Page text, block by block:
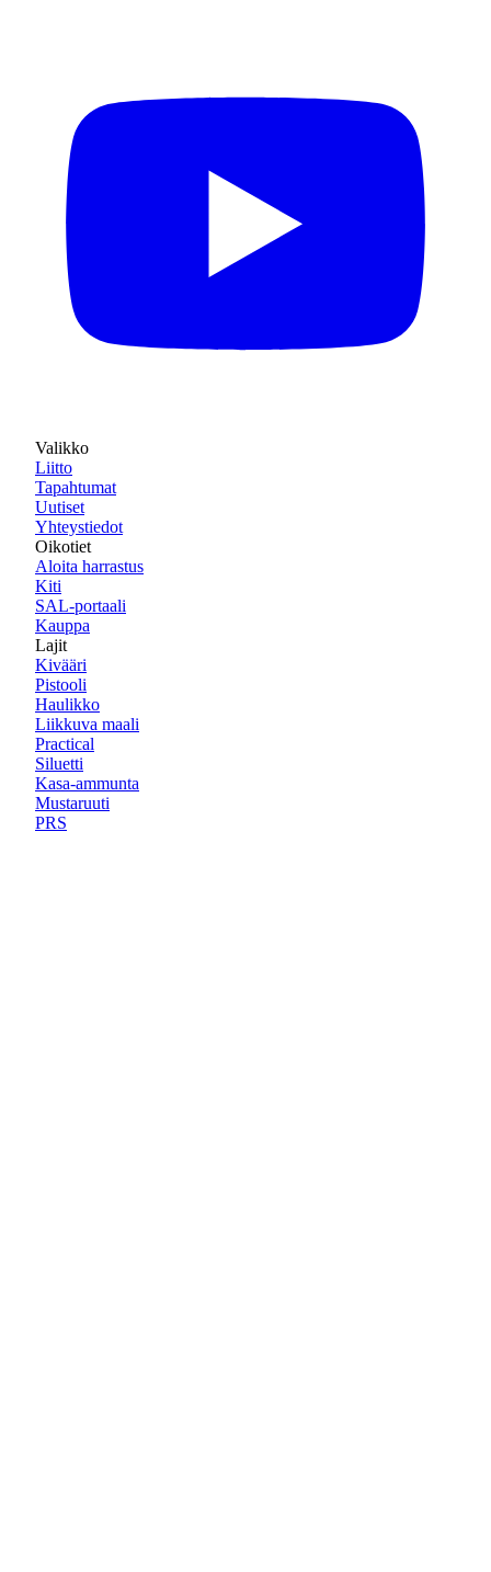
Valikko
Liitto
Tapahtumat
Uutiset
Yhteystiedot
Oikotiet
Aloita harrastus
Kiti
SAL-portaali
Kauppa
Lajit
Kivääri
Pistooli
Haulikko
Liikkuva maali
Practical
Siluetti
Kasa-ammunta
Mustaruuti
PRS